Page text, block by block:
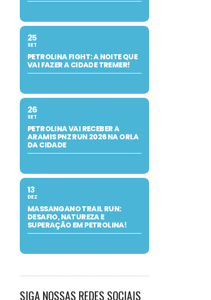
25
SET
PETROLINA FIGHT: A NOITE QUE
VAI FAZER A CIDADE TREMER!
26
SET
PETROLINA VAI RECEBER A
ARAMIS PNZ RUN 2026 NA ORLA
DA CIDADE
13
DEZ
MASSANGANO TRAIL RUN:
DESAFIO, NATUREZA E
SUPERAÇÃO EM PETROLINA!
SIGA NOSSAS REDES SOCIAIS